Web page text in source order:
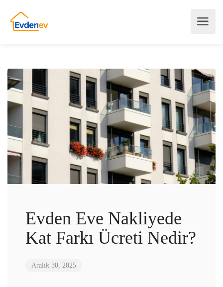
Evden Eve Nakliyede
Kat Farkı Ücreti Nedir?
Aralık 30, 2025